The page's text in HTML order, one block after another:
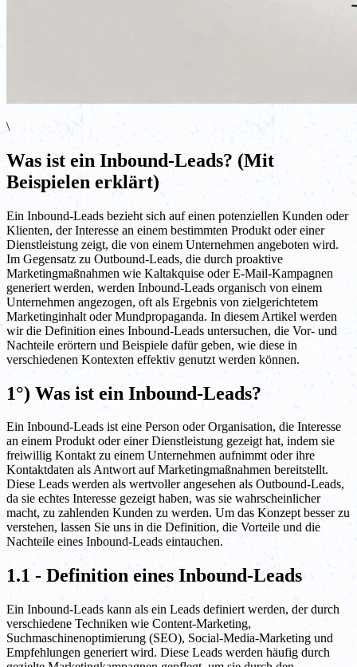
\
Was ist ein Inbound-Leads? (Mit
Beispielen erklärt)
Ein Inbound-Leads bezieht sich auf einen potenziellen Kunden oder
Klienten, der Interesse an einem bestimmten Produkt oder einer
Dienstleistung zeigt, die von einem Unternehmen angeboten wird.
Im Gegensatz zu Outbound-Leads, die durch proaktive
Marketingmaßnahmen wie Kaltakquise oder E-Mail-Kampagnen
generiert werden, werden Inbound-Leads organisch von einem
Unternehmen angezogen, oft als Ergebnis von zielgerichtetem
Marketinginhalt oder Mundpropaganda. In diesem Artikel werden
wir die Definition eines Inbound-Leads untersuchen, die Vor- und
Nachteile erörtern und Beispiele dafür geben, wie diese in
verschiedenen Kontexten effektiv genutzt werden können.
1°) Was ist ein Inbound-Leads?
Ein Inbound-Leads ist eine Person oder Organisation, die Interesse
an einem Produkt oder einer Dienstleistung gezeigt hat, indem sie
freiwillig Kontakt zu einem Unternehmen aufnimmt oder ihre
Kontaktdaten als Antwort auf Marketingmaßnahmen bereitstellt.
Diese Leads werden als wertvoller angesehen als Outbound-Leads,
da sie echtes Interesse gezeigt haben, was sie wahrscheinlicher
macht, zu zahlenden Kunden zu werden. Um das Konzept besser zu
verstehen, lassen Sie uns in die Definition, die Vorteile und die
Nachteile eines Inbound-Leads eintauchen.
1.1 - Definition eines Inbound-Leads
Ein Inbound-Leads kann als ein Leads definiert werden, der durch
verschiedene Techniken wie Content-Marketing,
Suchmaschinenoptimierung (SEO), Social-Media-Marketing und
Empfehlungen generiert wird. Diese Leads werden häufig durch